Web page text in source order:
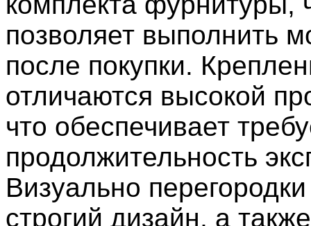
позволяет выполнить
после покупки.
отличаются высокой
что обеспечивает
продолжительность
Визуально
строгий дизайн, а